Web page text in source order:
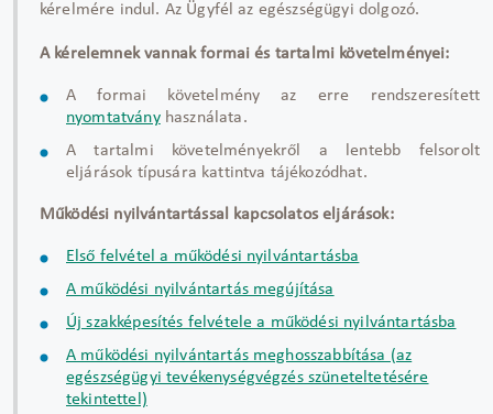
kérelmére indul. Az Ügyfél az egészségügyi dolgozó.
A kérelemnek vannak formai és tartalmi követelményei:
A formai követelmény az erre rendszeresített
nyomtatványhasználata.
A tartalmi követelményekről a lentebb felsorolt
eljárások típusára kattintva tájékozódhat.
Működési nyilvántartással kapcsolatos eljárások:
Első felvétel a működési nyilvántartásba
A működési nyilvántartás megújítása
Új szakképesítés felvétele a működési nyilvántartásba
A működési nyilvántartás meghosszabbítása (az
egészségügyi tevékenységvégzés szüneteltetésére
tekintettel)